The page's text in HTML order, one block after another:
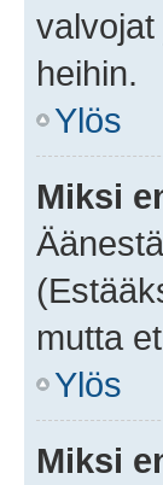
heihin.
Ylös
Miksi
mutta
Ylös
Miksi